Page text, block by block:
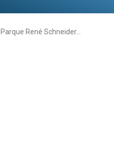
Parque René Schneider…